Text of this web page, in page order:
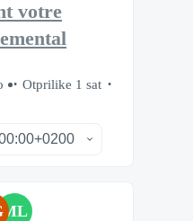
votre
Otprilike 1 sat
ML